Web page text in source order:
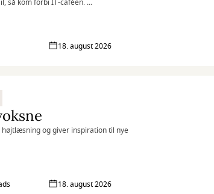
så kom forbi IT-caféen.
18. august 2026
og giver inspiration til nye
18. august 2026